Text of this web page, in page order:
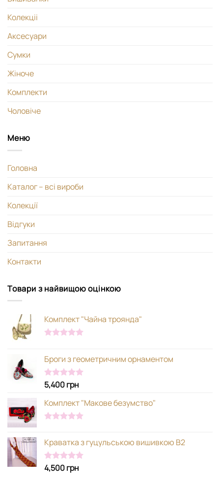
Колекціі
Аксесуари
Сумки
Жіноче
Комплекти
Чоловіче
Меню
Головна
Каталог – всі вироби
Колекції
Відгуки
Запитання
Контакти
Товари з найвищою оцінкою
Комплект "Чайна троянда"
Броги з геометричним орнаментом
Оцінено в
з 5
5,400грн
Комплект "Макове безумство"
Краватка з гуцульською вишивкою В2
Оцінено в
з 5
4,500грн